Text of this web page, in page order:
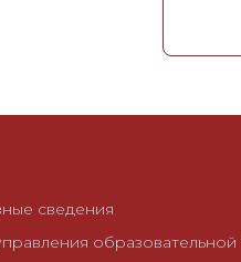
г
ц
о
сведения
образовательной